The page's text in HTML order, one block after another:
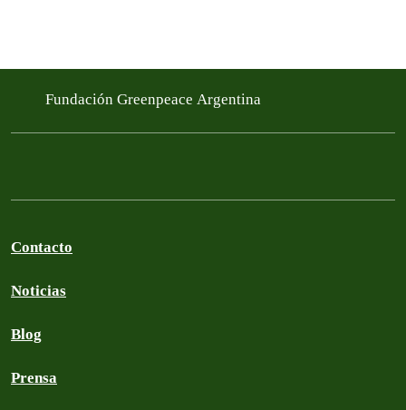
Fundación Greenpeace Argentina
Contacto
Noticias
Blog
Prensa